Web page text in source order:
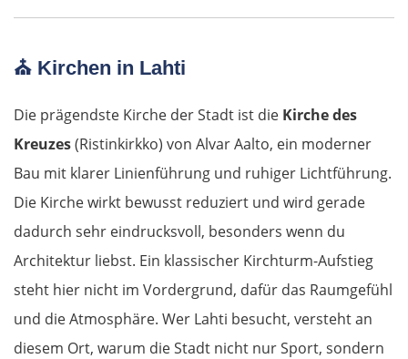
⛪ Kirchen in Lahti
Die prägendste Kirche der Stadt ist die Kirche des
Kreuzes(Ristinkirkko) von Alvar Aalto, ein moderner
Bau mit klarer Linienführung und ruhiger Lichtführung.
Die Kirche wirkt bewusst reduziert und wird gerade
dadurch sehr eindrucksvoll, besonders wenn du
Architektur liebst. Ein klassischer Kirchturm-Aufstieg
steht hier nicht im Vordergrund, dafür das Raumgefühl
und die Atmosphäre. Wer Lahti besucht, versteht an
diesem Ort, warum die Stadt nicht nur Sport, sondern
Pompeji
Neapel
Gaeta
Terni